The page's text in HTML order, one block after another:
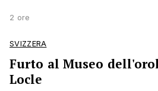
2 ore
SVIZZERA
Furto al Museo
Locle